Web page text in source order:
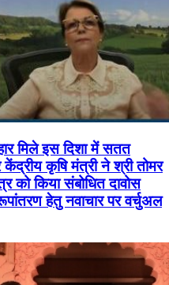
मिले इस दिशा में सतत
केंद्रीय कृषि मंत्री ने श्री तोमर
को किया संबोधित दावोस
हेतु नवाचार पर वर्चुअल